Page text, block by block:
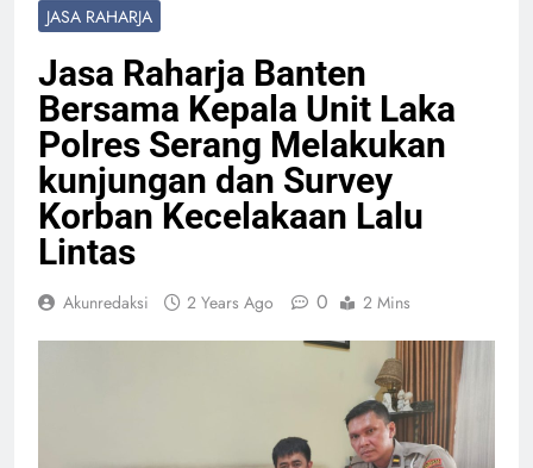
JASA RAHARJA
Jasa Raharja Banten
Bersama Kepala Unit Laka
Polres Serang Melakukan
kunjungan dan Survey
Korban Kecelakaan Lalu
Lintas
Akunredaksi 2 Years Ago 0 2 Mins